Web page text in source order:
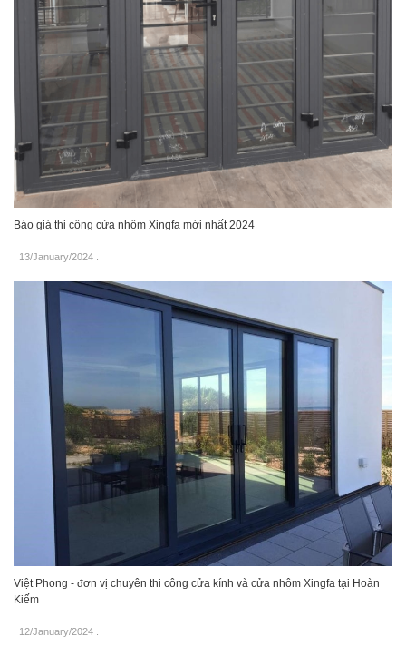
Báo giá thi công cửa nhôm Xingfa mới nhất 2024
13/January/2024
Việt Phong - đơn vị chuyên thi công cửa kính và cửa nhôm Xingfa tại Hoàn
Kiếm
12/January/2024